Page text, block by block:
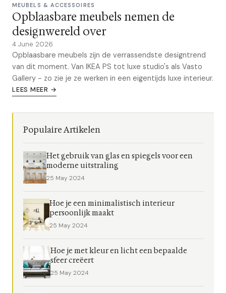
MEUBELS & ACCESSOIRES
Opblaasbare meubels nemen de
designwereld over
4 June 2026
Opblaasbare meubels zijn de verrassendste designtrend
van dit moment. Van IKEA PS tot luxe studio's als Vasto
Gallery - zo zie je ze werken in een eigentijds luxe interieur.
LEES MEER →
Populaire Artikelen
Het gebruik van glas en spiegels voor een
moderne uitstraling
25 May 2024
Hoe je een minimalistisch interieur
persoonlijk maakt
25 May 2024
Hoe je met kleur en licht een bepaalde
sfeer creëert
25 May 2024